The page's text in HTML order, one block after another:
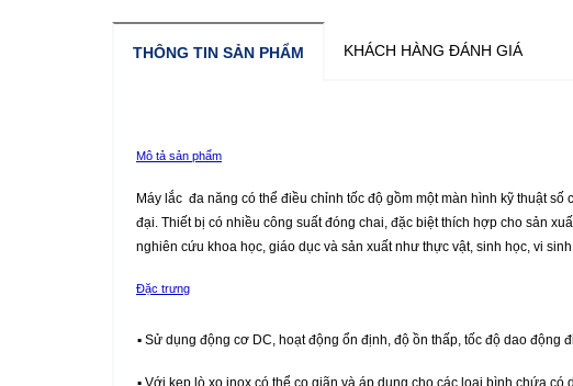
THÔNG TIN SẢN PHẨM KHÁCH HÀNG ĐÁNH GIÁ
Mô tả sản phẩm
Máy lắc đa năng có thể điều chỉnh tốc độ gồm một màn hình kỹ thuật
đại. Thiết bị có nhiều công suất đóng chai, đặc biệt thích hợp cho sản
nghiên cứu khoa học, giáo dục và sản xuất như thực vật, sinh học, vi
Đặc trưng
▪ Sử dụng động cơ DC, hoạt động ổn định, độ ồn thấp, tốc độ dao động
▪ Với kẹp lò xo inox có thể co giãn và áp dụng cho các loại bình chứa có